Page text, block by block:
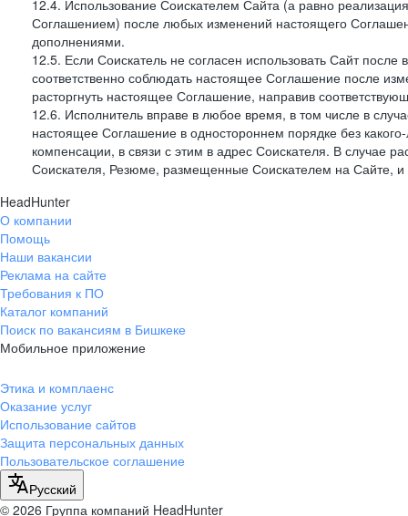
12.4. Использование Соискателем Сайта (а равно
Соглашением) после любых изменений настоящего
дополнениями.
12.5. Если Соискатель не согласен использовать Сайт
соответственно соблюдать настоящее Соглашение после
расторгнуть настоящее Соглашение, направив
12.6. Исполнитель вправе в любое время, в том числе в
настоящее Соглашение в одностороннем порядке без
компенсации, в связи с этим в адрес Соискателя. В случае
Соискателя, Резюме, размещенные Соискателем на Сайте,
HeadHunter
О компании
Помощь
Наши вакансии
Реклама на сайте
Требования к ПО
Каталог компаний
Поиск по вакансиям в Бишкеке
Мобильное приложение
Этика и комплаенс
Оказание услуг
Использование сайтов
Защита персональных данных
Пользовательское соглашение
Русский
© 2026 Группа компаний HeadHunter